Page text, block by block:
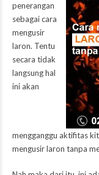
penerangan
sebagai cara
mengusir
laron. Tentu
secara tidak
langsung hal
ini akan
mengganggu aktifitas
mengusir laron tanpa